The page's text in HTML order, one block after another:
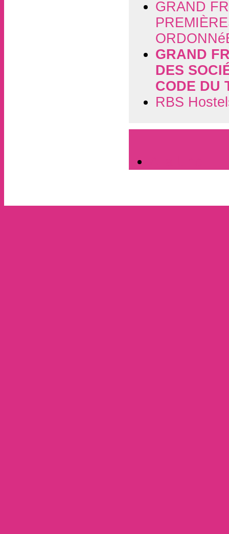
GRAND
GRAND
DES
CODE DU
RBS